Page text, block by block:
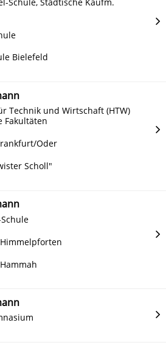
Bielefeld
Technik und Wirtschaft (HTW)
Fakultäten
Oder
Scholl"